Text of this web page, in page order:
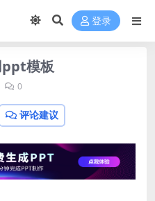
登录
ppt模板
0
评论建议